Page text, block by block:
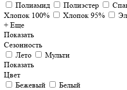
Полиамид
Полиэстер
Хлопок 100%
Хлопок 95%
+ Еще
Показать
Сезонность
Лето
Мульти
Показать
Цвет
Бежевый
Белый